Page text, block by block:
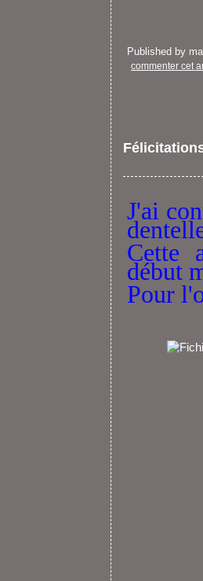
Published by
commenter cet
J'ai
Cette
début
Pour